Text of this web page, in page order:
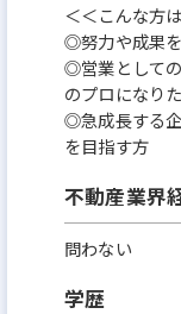
＜＜こんな方
◎努力や成果
◎営業として
のプロになり
◎急成長する
を目指す方
不動産業界
問わない
学歴